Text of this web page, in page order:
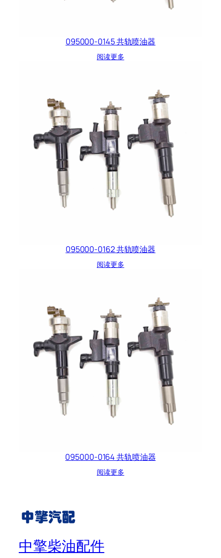
095000-0145 共轨喷油器
阅读更多
095000-0162 共轨喷油器
阅读更多
095000-0164 共轨喷油器
阅读更多
中擎柴油配件